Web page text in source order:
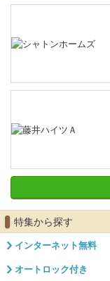
特集から探す
インターネット無料
オートロック付き